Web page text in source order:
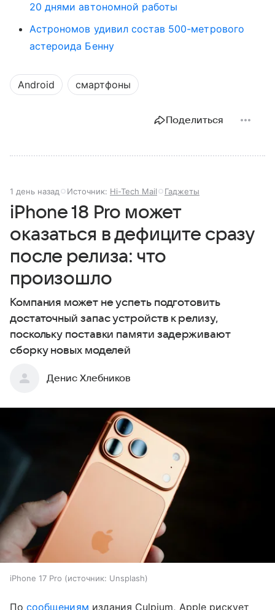
20 днями автономной работы
Астрономов удивил состав 500-метрового
астероида Бенну
Android смартфоны
Поделиться
1 день назад Источник: Hi-Tech Mail Гаджеты
iPhone 18 Pro может
оказаться в дефиците сразу
после релиза: что
произошло
Компания может не успеть подготовить
достаточный запас устройств к релизу,
поскольку поставки памяти задерживают
сборку новых моделей
Денис Хлебников
iPhone 17 Pro источник: Unsplash
Посообщениям издания Culpium, Apple рискует